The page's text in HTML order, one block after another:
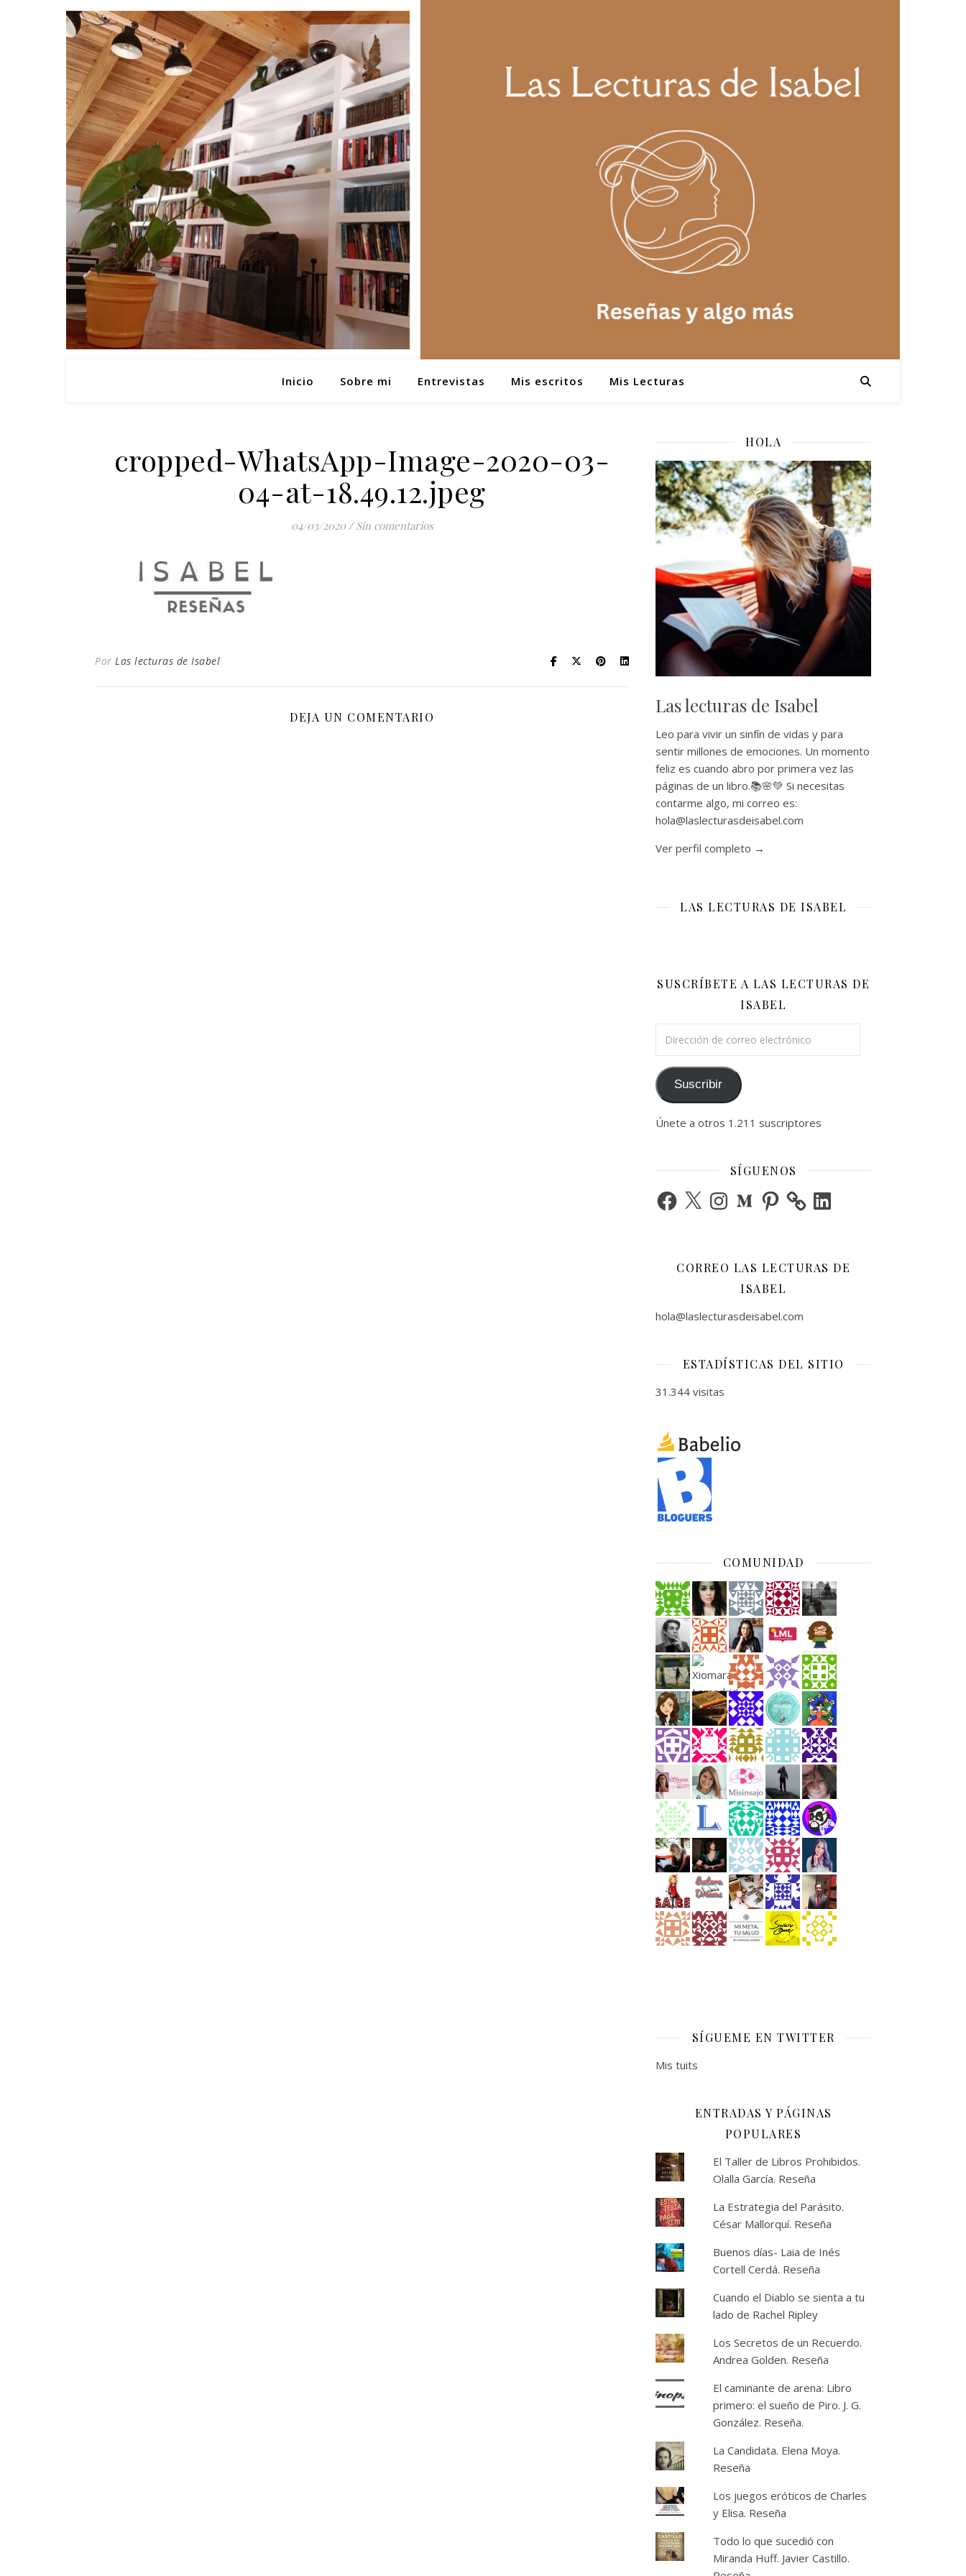
Inicio Sobre mi Entrevistas Mis escritos Mis Lecturas
cropped-WhatsApp-Image-2020-03-
04-at-18.49.12.jpeg
04/03/2020 / Sin comentarios
Por Las lecturas de Isabel
DEJA UN COMENTARIO
HOLA
Las lecturas de Isabel
Leo para vivir un sinfín de vidas y para
sentir millones de emociones. Un momento
feliz es cuando abro por primera vez las
páginas de un libro.📚🌸💚 Si necesitas
contarme algo, mi correo es:
hola@laslecturasdeisabel.com
Ver perfil completo →
LAS LECTURAS DE ISABEL
SUSCRÍBETE A LAS LECTURAS DE
ISABEL
Suscribir
Únete a otros 1.211 suscriptores
SÍGUENOS
Facebook
X InstagramMediumPinterest LinkedIn
CORREO LAS LECTURAS DE
ISABEL
hola@laslecturasdeisabel.com
ESTADÍSTICAS DEL SITIO
31.344 visitas
COMUNIDAD
SÍGUEME EN TWITTER
Mis tuits
ENTRADAS Y PÁGINAS
POPULARES
El Taller de Libros Prohibidos.
Olalla García. Reseña
La Estrategia del Parásito.
César Mallorquí. Reseña
Buenos días- Laia de Inés
Cortell Cerdá. Reseña
Cuando el Diablo se sienta a tu
lado de Rachel Ripley
Los Secretos de un Recuerdo.
Andrea Golden. Reseña
El caminante de arena: Libro
primero: el sueño de Piro. J. G.
González. Reseña.
La Candidata. Elena Moya.
Reseña
Los juegos eróticos de Charles
y Elisa. Reseña
Todo lo que sucedió con
Miranda Huff. Javier Castillo.